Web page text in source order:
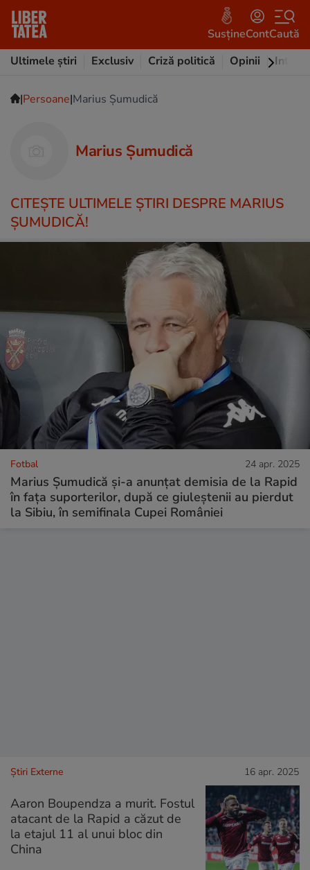
SusțineContCaută
Ultimele știri
Exclusiv Criză politică Opinii
|Persoane|Marius Șumudică
Marius Șumudică
CITEŞTE ULTIMELE ŞTIRI DESPRE MARIUS
ȘUMUDICĂ!
Fotbal 24 apr. 2025
Marius Șumudică și-a anunțat demisia de la Rapid
în fața suporterilor, după ce giuleștenii au pierdut
la Sibiu, în semifinala Cupei României
Știri Externe 16 apr. 2025
Aaron Boupendza a murit. Fostul
atacant de la Rapid a căzut de
la etajul 11 al unui bloc din
China